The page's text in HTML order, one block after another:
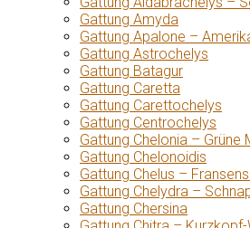
Gattung Amyda
Gattung Apalone –
Gattung Astrochelys
Gattung Batagur
Gattung Caretta
Gattung Carettochelys
Gattung Centrochelys
Gattung Chelonia – Grüne
Gattung Chelonoidis
Gattung Chelus –
Gattung Chelydra –
Gattung Chersina